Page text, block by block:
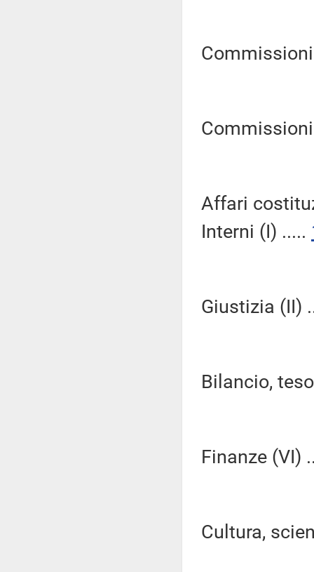
Affari
Interni (I) .....
Giustizia (II)
Bilancio,
Finanze (VI)
Cultura,